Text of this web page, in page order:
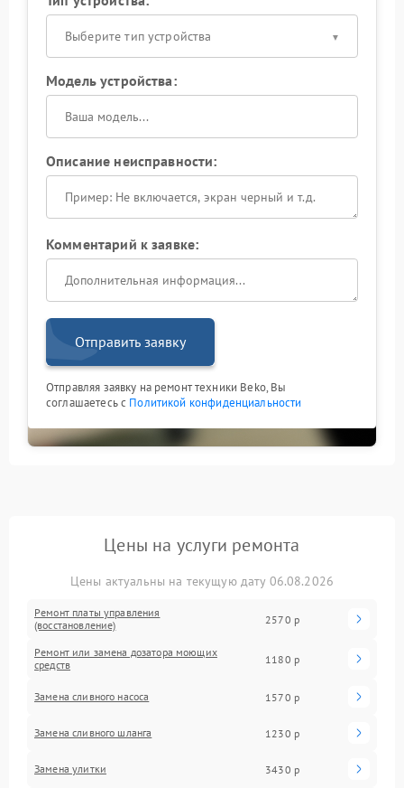
Выберите тип устройства
Модель устройства:
Описание неисправности:
Комментарий к заявке:
Отправить заявку
Отправляя заявку на ремонт техники Beko, Вы
соглашаетесь с Политикой конфиденциальности
Цены на услуги ремонта
Цены актуальны на текущую дату 06.08.2026
Ремонт платы управления
(восстановление)
2570 р
Ремонт или замена дозатора моющих
средств
1180 р
Замена сливного насоса 1570 р
Замена сливного шланга 1230 р
Замена улитки 3430 р